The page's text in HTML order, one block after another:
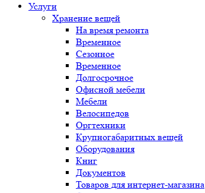
Услуги
Хранение вещей
На время ремонта
Временное
Сезонное
Временное
Долгосрочное
Офисной мебели
Мебели
Велосипедов
Оргтехники
Крупногабаритных вещей
Оборудования
Книг
Документов
Товаров для интернет-магазина